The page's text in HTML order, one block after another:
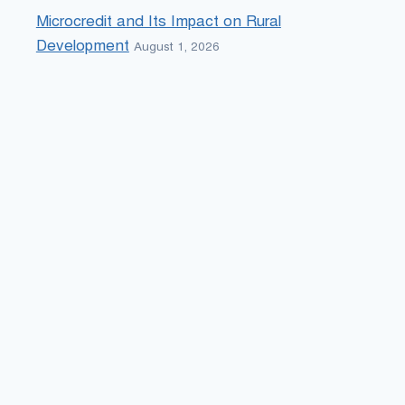
Microcredit and Its Impact on Rural
Development August 1, 2026